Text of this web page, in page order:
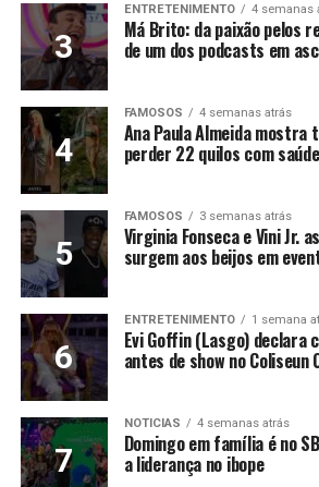
ENTRETENIMENTO 4 semanas
Má Brito: da paixão pelos
de um dos podcasts em
FAMOSOS 4 semanas atrás
Ana Paula Almeida
perder 22 quilos com saúde
FAMOSOS 3 semanas atrás
Virginia Fonseca e Vini Jr.
surgem aos beijos em
ENTRETENIMENTO 1 semana
Evi Goffin (Lasgo) declara
antes de show no Coliseun
NOTICIAS 4 semanas atrás
Domingo em família é no
a liderança no ibope